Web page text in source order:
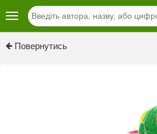
Повернутись